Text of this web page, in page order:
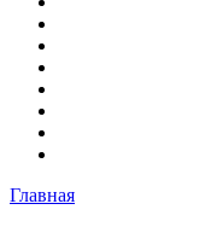
Главная